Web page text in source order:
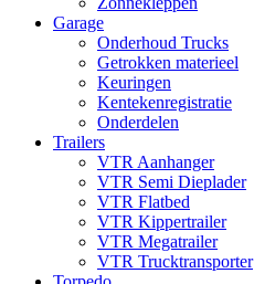
Garage
Onderhoud Trucks
Getrokken materieel
Keuringen
Kentekenregistratie
Onderdelen
Trailers
VTR Aanhanger
VTR Semi Dieplader
VTR Flatbed
VTR Kippertrailer
VTR Megatrailer
VTR Trucktransporter